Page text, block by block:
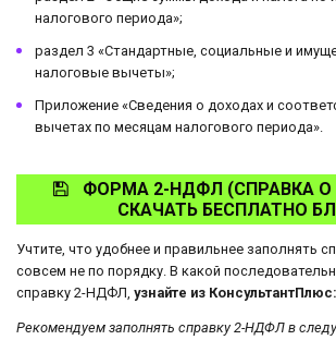
налогового периода»;
раздел 3 «Стандартные, социальные и
налоговые вычеты»;
Приложение «Сведения о доходах и
вычетах по месяцам налогового периода».
ФОРМА 2-НДФЛ (СПРАВКА
СКАЧАТЬ БЕСПЛАТНО
Учтите, что удобнее и правильнее заполнять
совсем не по порядку. В какой
справку 2-НДФЛ, узнайте из КонсультантПлюс:
Рекомендуем заполнять справку 2-НДФЛ в